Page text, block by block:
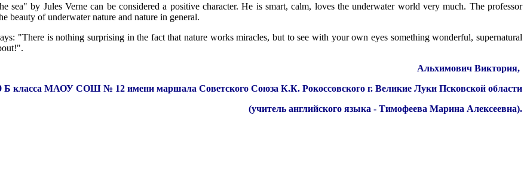
by Jules Verne can be considered a positive character. He is smart, calm, loves the underwater world very much. The professor
beauty of underwater nature and nature in general.
"There is nothing surprising in the fact that nature works miracles, but to see with your own eyes something wonderful, supernatural
Альхимович Виктория,
Б класса МАОУ СОШ № 12 имени маршала Советского Союза К.К. Рокоссовского г. Великие Луки Псковской области
(учитель английского языка - Тимофеева Марина Алексеевна).